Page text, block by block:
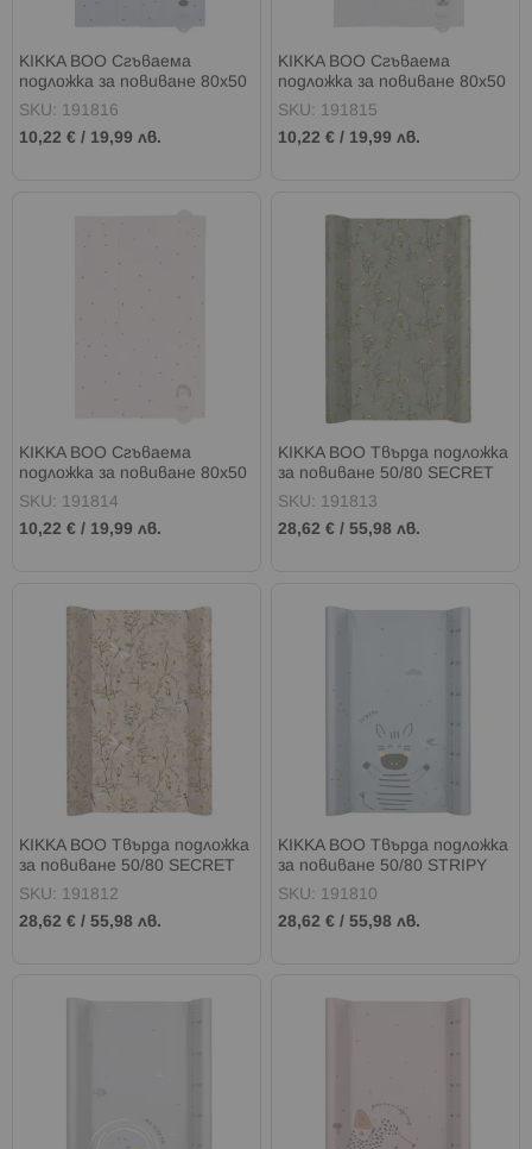
KIKKA BOO Сгъваема
подложка за повиване 80х50
см STRIPY FRIENDS
SKU: 191816
10,22 € / 19,99 лв.
KIKKA BOO Сгъваема
подложка за повиване 80х50
см SEALLY ME
SKU: 191815
10,22 € / 19,99 лв.
KIKKA BOO Сгъваема
подложка за повиване 80х50
см HEDGE HUGS
SKU: 191814
10,22 € / 19,99 лв.
KIKKA BOO Твърда подложка
за повиване 50/80 SECRET
GARDEN GREEN
SKU: 191813
28,62 € / 55,98 лв.
KIKKA BOO Твърда подложка
за повиване 50/80 SECRET
GARDEN BEIGE
SKU: 191812
28,62 € / 55,98 лв.
KIKKA BOO Твърда подложка
за повиване 50/80 STRIPY
FRIENDS
SKU: 191810
28,62 € / 55,98 лв.